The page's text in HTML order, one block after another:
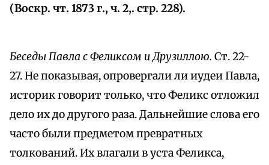
(Воскр. чт. 1873 г., ч. 2,. стр. 228).
Беседы Павла с Феликсом и Друзиллою. Ст. 22-
27. Не показывая, опровергали ли иудеи Павла,
историк говорит только, что Феликс отложил
дело их до другого раза. Дальнейшие слова его
часто были предметом превратных
толкований. Их влагали в уста Феликса,